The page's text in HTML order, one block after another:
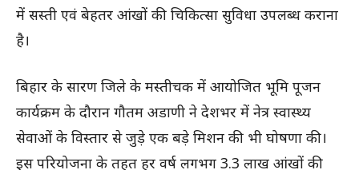
में सस्ती एवं बेहतर आंखों की चिकित्सा सुविधा उपलब्ध कराना
है।
बिहार के सारण जिले के मस्तीचक में आयोजित भूमि पूजन
कार्यक्रम के दौरान गौतम अडाणी ने देशभर में नेत्र स्वास्थ्य
सेवाओं के विस्तार से जुड़े एक बड़े मिशन की भी घोषणा की।
इस परियोजना के तहत हर वर्ष लगभग 3.3 लाख आंखों की